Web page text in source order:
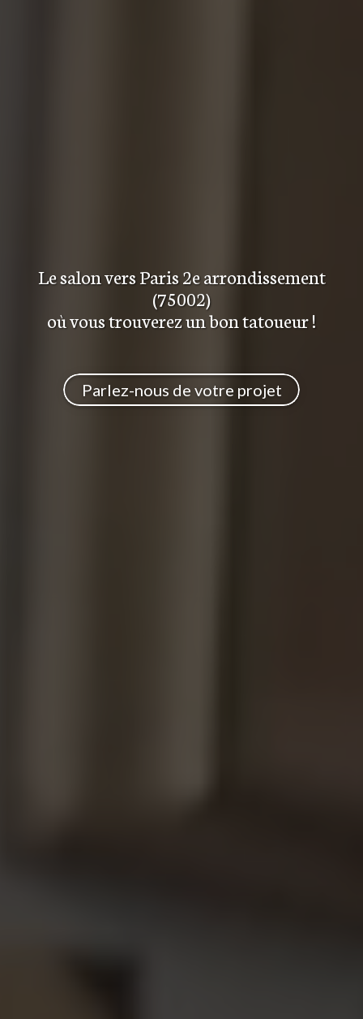
Le salonvers Paris 2e arrondissement
(75002)
où vous trouverezun bon tatoueur!
Parlez-nous de votre projet